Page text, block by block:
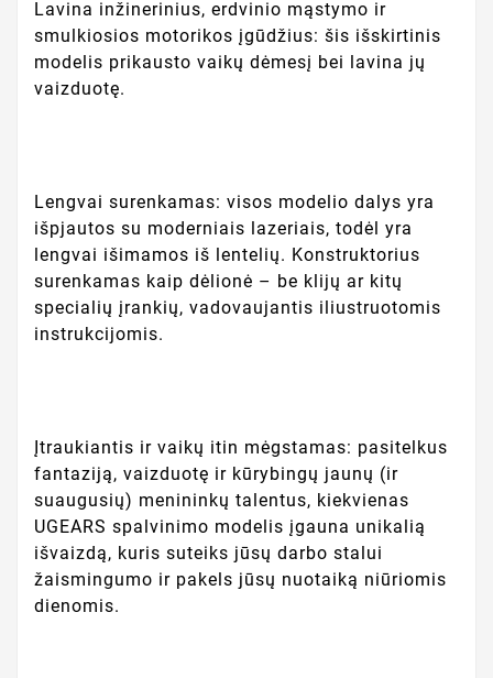
Lavina inžinerinius, erdvinio mąstymo ir
smulkiosios motorikos įgūdžius: šis išskirtinis
modelis prikausto vaikų dėmesį bei lavina jų
vaizduotę.
Lengvai surenkamas: visos modelio dalys yra
išpjautos su moderniais lazeriais, todėl yra
lengvai išimamos iš lentelių. Konstruktorius
surenkamas kaip dėlionė – be klijų ar kitų
specialių įrankių, vadovaujantis iliustruotomis
instrukcijomis.
Įtraukiantis ir vaikų itin mėgstamas: pasitelkus
fantaziją, vaizduotę ir kūrybingų jaunų (ir
suaugusių) menininkų talentus, kiekvienas
UGEARS spalvinimo modelis įgauna unikalią
išvaizdą, kuris suteiks jūsų darbo stalui
žaismingumo ir pakels jūsų nuotaiką niūriomis
dienomis.